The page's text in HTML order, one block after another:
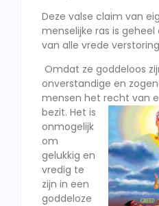
Deze valse claim van
menselijke ras is
van alle vrede
Omdat ze goddeloos
onverstandige en
mensen het recht van
bezit. Het is
onmogelijk
om
gelukkig en
vredig te
zijn in een
goddeloze